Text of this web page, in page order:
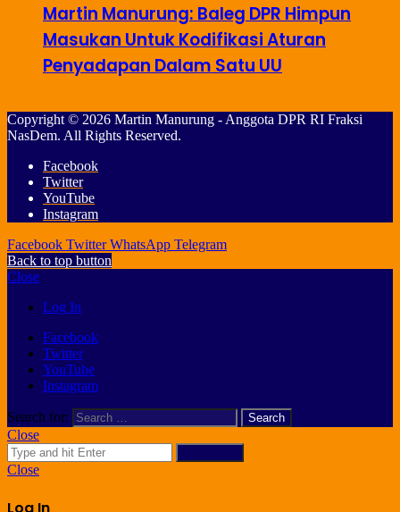
Martin Manurung: Baleg DPR Himpun
Masukan Untuk Kodifikasi Aturan
Penyadapan Dalam Satu UU
Copyright © 2026 Martin Manurung - Anggota DPR RI Fraksi
NasDem. All Rights Reserved.
Facebook
Twitter
YouTube
Instagram
Facebook Twitter WhatsApp Telegram
Back to top button
Close
Log In
Facebook
Twitter
YouTube
Instagram
Search for:
Close
Close
Log In